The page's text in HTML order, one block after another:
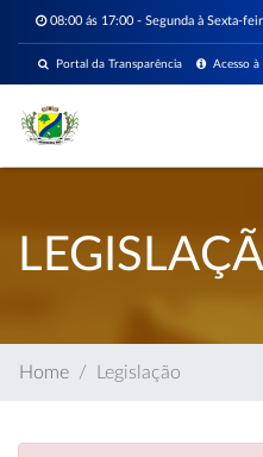
08:00 ás 17:00 - Segunda à Sexta-
Acesso à
Portal da Transparência
Home Legislação